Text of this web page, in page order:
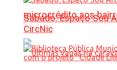
microcrédito aos
Sábado: Espaço Sou
CircNic